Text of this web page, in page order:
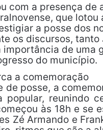
com a presença
que
a posse dos
os discursos,
importância de
do município.
a comemoração
de posse, a
popular, reunindo
às 18h e se
Zé Armando e